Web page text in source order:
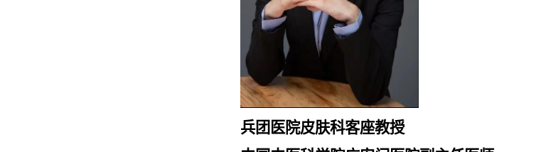
兵团医院皮肤科客座教授